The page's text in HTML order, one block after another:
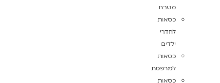
מטבח
כסאות
לחדרי
ילדים
כסאות
למרפסת
כסאות